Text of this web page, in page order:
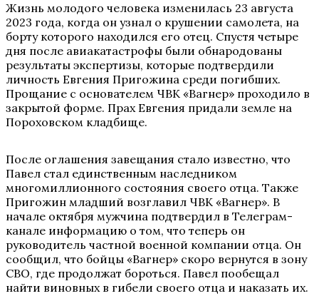
Жизнь молодого человека изменилась 23 августа
2023 года, когда он узнал о крушении самолета, на
борту которого находился его отец. Спустя четыре
дня после авиакатастрофы были обнародованы
результаты экспертизы, которые подтвердили
личность Евгения Пригожина среди погибших.
Прощание с основателем ЧВК «Вагнер» проходило в
закрытой форме. Прах Евгения придали земле на
Пороховском кладбище.
После оглашения завещания стало известно, что
Павел стал единственным наследником
многомиллионного состояния своего отца. Также
Пригожин младший возглавил ЧВК «Вагнер». В
начале октября мужчина подтвердил в Телеграм-
канале информацию о том, что теперь он
руководитель частной военной компании отца. Он
сообщил, что бойцы «Вагнер» скоро вернутся в зону
СВО, где продолжат бороться. Павел пообещал
найти виновных в гибели своего отца и наказать их.